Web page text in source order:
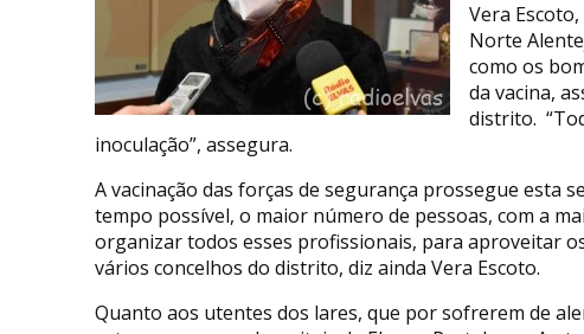
Vera
Norte
como os
da vacina,
distrito.
inoculação”, assegura.
A vacinação das forças de segurança prossegue esta
tempo possível, o maior número de pessoas, com a
organizar todos esses profissionais, para aproveitar
vários concelhos do distrito, diz ainda Vera Escoto.
Quanto aos utentes dos lares, que por sofrerem de